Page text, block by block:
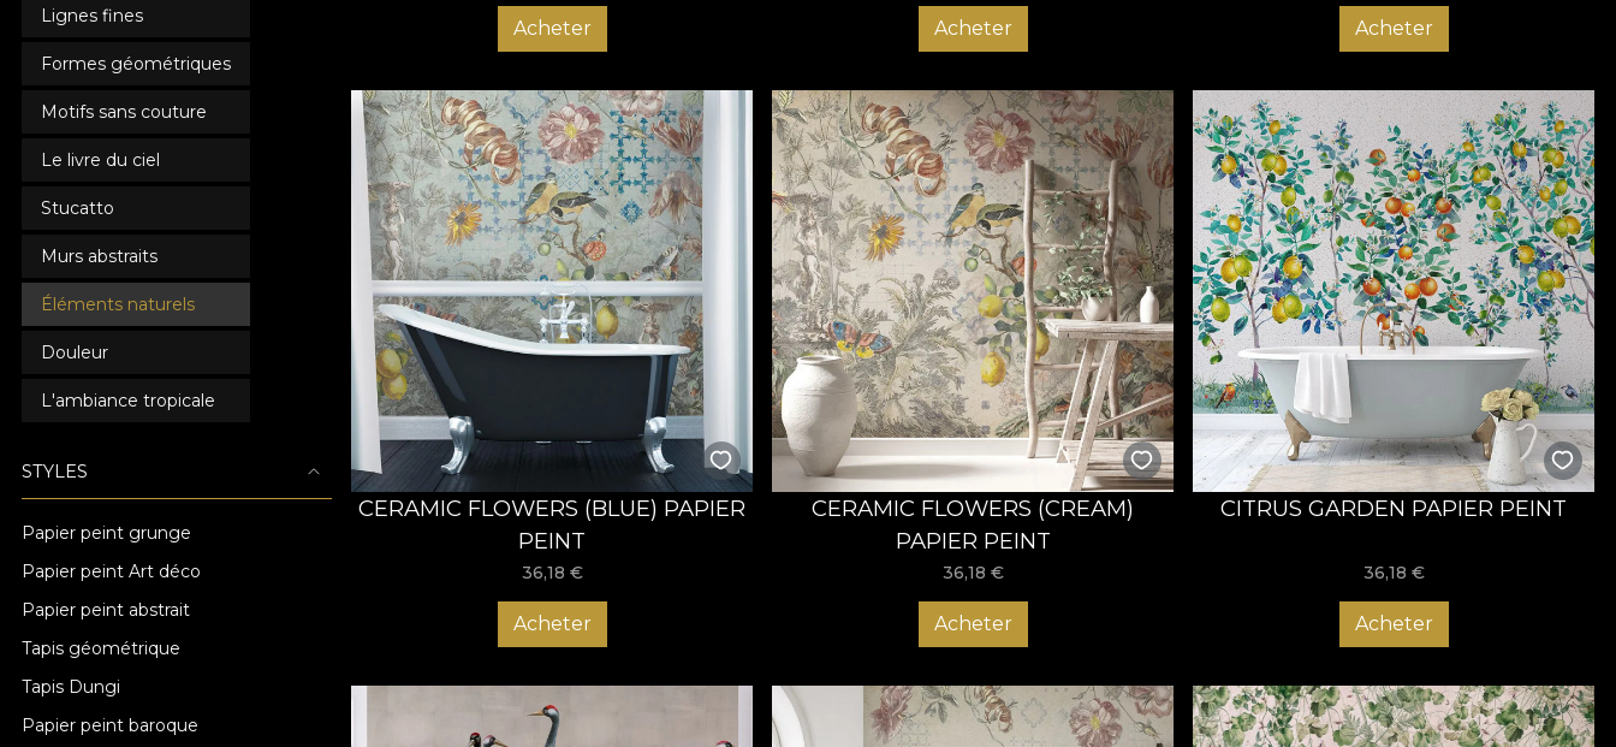
Lignes fines
Formes géométriques
Motifs sans couture
Le livre du ciel
Stucatto
Murs abstraits
Éléments naturels
Douleur
L'ambiance tropicale
STYLES
Papier peint grunge
Papier peint Art déco
Papier peint abstrait
Tapis géométrique
Tapis Dungi
Papier peint baroque
Acheter Acheter Acheter
CERAMIC FLOWERS (BLUE) PAPIER
PEINT
36,18 €
Acheter
CERAMIC FLOWERS (CREAM)
PAPIER PEINT
36,18 €
Acheter
CITRUS GARDEN PAPIER PEINT
36,18 €
Acheter